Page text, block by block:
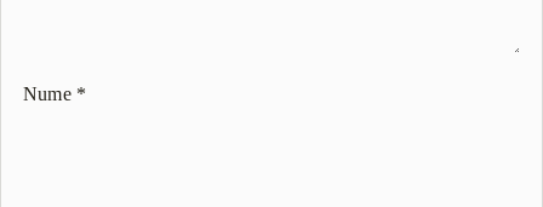
Nume *